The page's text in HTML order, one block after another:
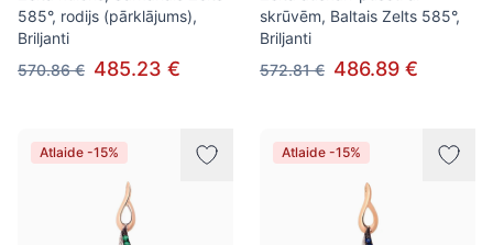
585°, rodijs (pārklājums),
Briljanti
570.86 € 485.23 €
skrūvēm, Baltais Zelts 585°,
Briljanti
572.81 € 486.89 €
Atlaide -15% Atlaide -15%